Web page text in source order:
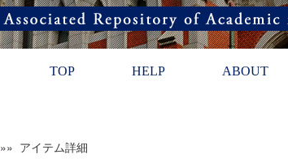
TOP HELP ABOUT
»» アイテム詳細